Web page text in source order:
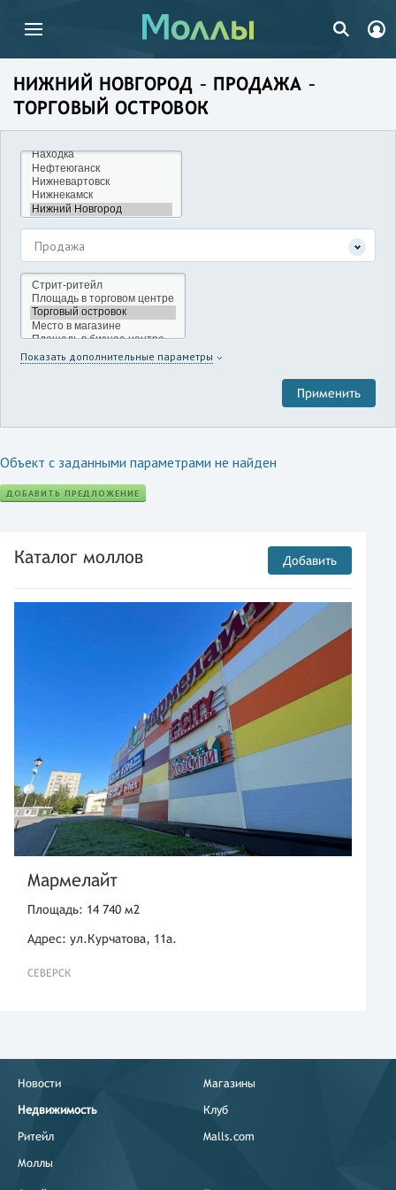
НИЖНИЙ НОВГОРОД – ПРОДАЖА –
ТОРГОВЫЙ ОСТРОВОК
Продажа
Показать дополнительные параметры
Объект с заданными параметрами не найден
ДОБАВИТЬ ПРЕДЛОЖЕНИЕ
Каталог моллов Добавить
Мармелайт
Площадь: 14 740 м2
Адрес: ул.Курчатова, 11а.
СЕВЕРСК
Новости
Недвижимость
Ритейл
Моллы
Магазины
Клуб
Malls.com